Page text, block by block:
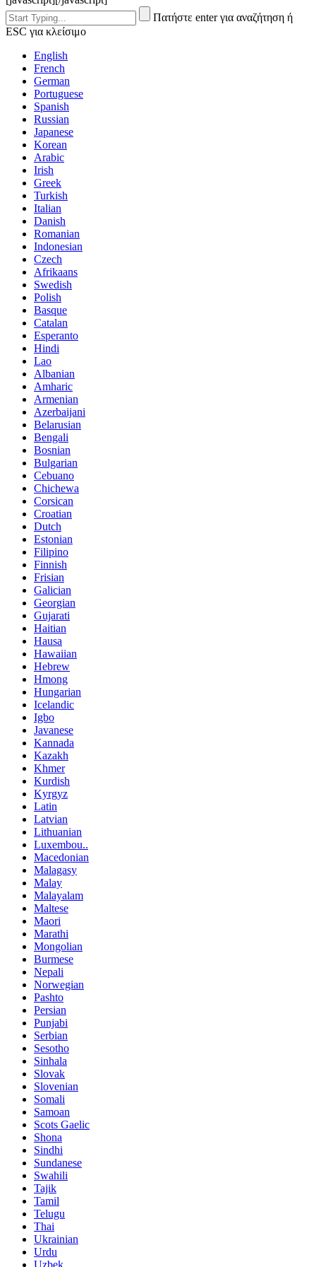
Πατήστε enter για αναζήτηση ή
ESC για κλείσιμο
English
French
German
Portuguese
Spanish
Russian
Japanese
Korean
Arabic
Irish
Greek
Turkish
Italian
Danish
Romanian
Indonesian
Czech
Afrikaans
Swedish
Polish
Basque
Catalan
Esperanto
Hindi
Lao
Albanian
Amharic
Armenian
Azerbaijani
Belarusian
Bengali
Bosnian
Bulgarian
Cebuano
Chichewa
Corsican
Croatian
Dutch
Estonian
Filipino
Finnish
Frisian
Galician
Georgian
Gujarati
Haitian
Hausa
Hawaiian
Hebrew
Hmong
Hungarian
Icelandic
Igbo
Javanese
Kannada
Kazakh
Khmer
Kurdish
Kyrgyz
Latin
Latvian
Lithuanian
Luxembou..
Macedonian
Malagasy
Malay
Malayalam
Maltese
Maori
Marathi
Mongolian
Burmese
Nepali
Norwegian
Pashto
Persian
Punjabi
Serbian
Sesotho
Sinhala
Slovak
Slovenian
Somali
Samoan
Scots Gaelic
Shona
Sindhi
Sundanese
Swahili
Tajik
Tamil
Telugu
Thai
Ukrainian
Urdu
Uzbek